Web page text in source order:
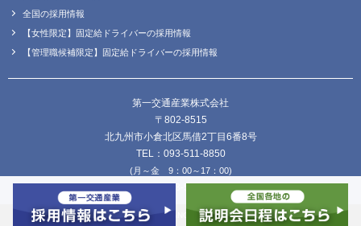
全国の採用情報
【女性限定】固定給ドライバーの採用情報
【管理職候補限定】固定給ドライバーの採用情報
第一交通産業株式会社
〒802-8515
北九州市小倉北区馬借2丁目6番8号
TEL：093-511-8850
(月～金 9：00～17：00)
FAX：093-511-8838
Copyright © DAIICHI KOUTSU SANGYO Co.,Ltd. all Rights Reserved.